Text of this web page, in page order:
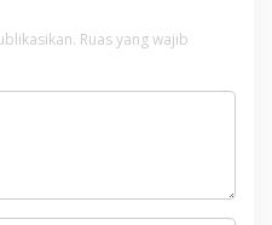
Ruas yang wajib